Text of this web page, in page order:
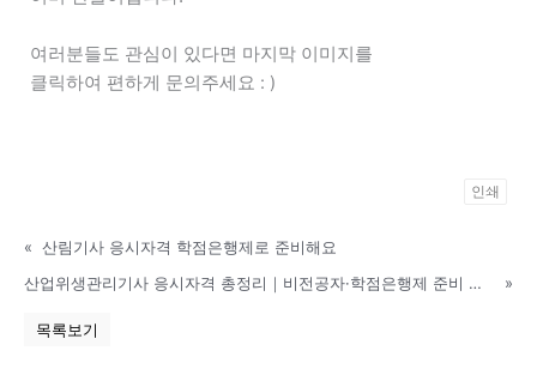
여러분들도 관심이 있다면 마지막 이미지를
클릭하여 편하게 문의주세요 : )
인쇄
« 산림기사 응시자격 학점은행제로 준비해요
산업위생관리기사 응시자격 총정리｜비전공자·학점은행제 준비 방법
»
목록보기